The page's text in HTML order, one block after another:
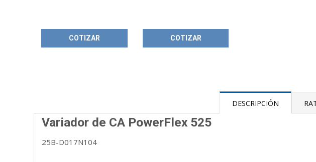
COTIZAR COTIZAR
DESCRIPCIÓN
Variador de CA PowerFlex 525
25B-D017N104